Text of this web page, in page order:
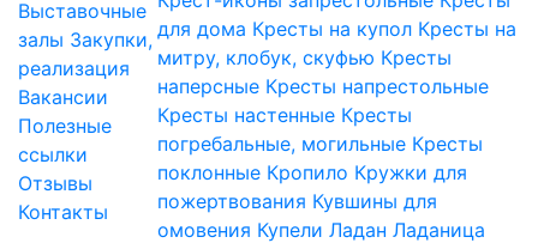
Выставочные
залы Закупки,
реализация
Вакансии
Полезные
ссылки
Отзывы
Контакты
для дома Кресты на купол Кресты на
митру, клобук, скуфью Кресты
наперсные Кресты напрестольные
Кресты настенные Кресты
погребальные, могильные Кресты
поклонные Кропило Кружки для
пожертвования Кувшины для
омовения Купели Ладан Ладаница